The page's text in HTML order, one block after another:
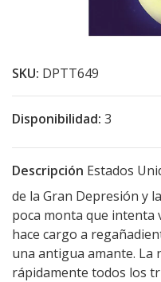
SKU: DPTT649
Disponibilidad: 3
Descripción Estados
de la Gran Depresión y
poca monta que intenta
hace cargo a
una antigua amante. La
rápidamente todos los